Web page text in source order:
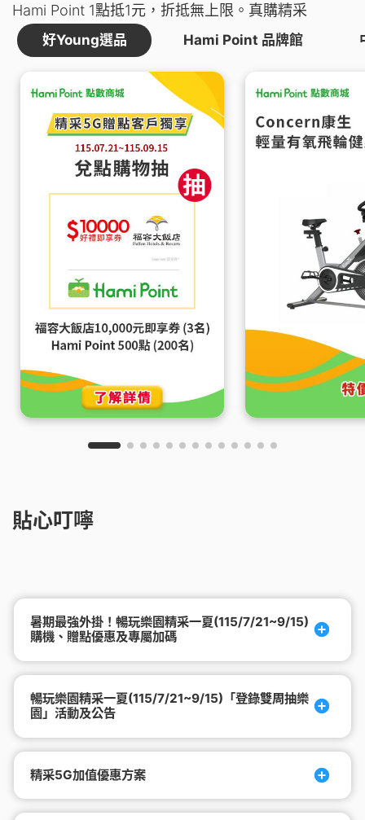
Hami Point 1點抵1元，折抵無上限。真購精采
好Young選品 Hami Point 品牌館
貼心叮嚀
暑期最強外掛！暢玩樂園精采一夏(115/7/21~9/15)
購機、贈點優惠及專屬加碼
暢玩樂園精采一夏(115/7/21~9/15)「登錄雙周抽樂
園」活動及公告
精采5G加值優惠方案